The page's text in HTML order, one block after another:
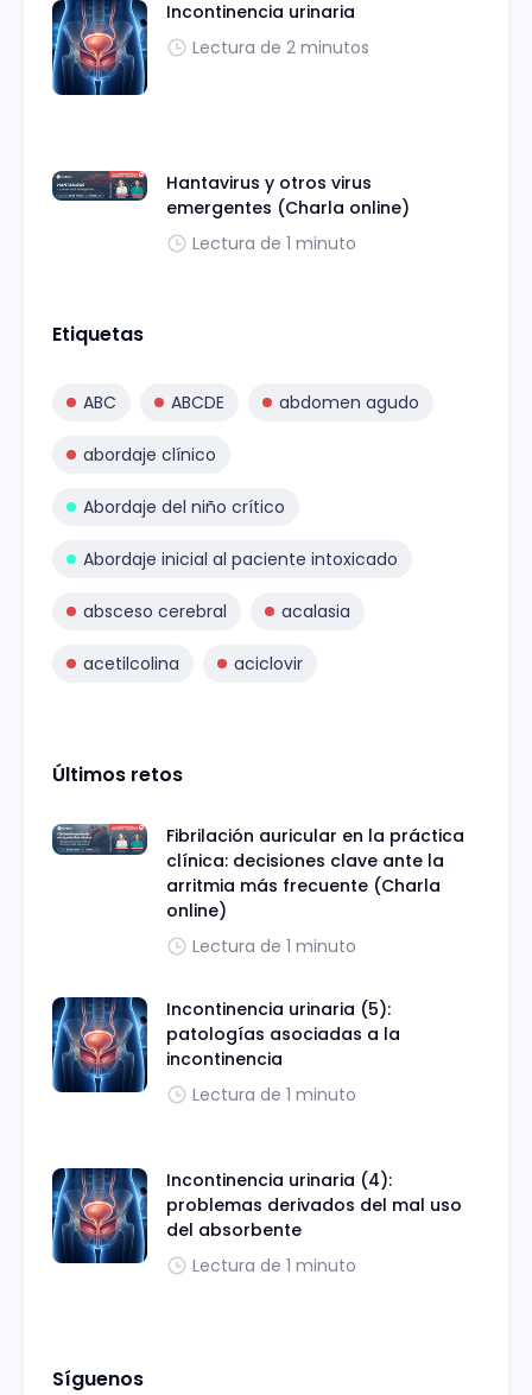
Incontinencia urinaria
Lectura de 2 minutos
Hantavirus y otros virus
emergentes (Charla online)
Lectura de 1 minuto
Etiquetas
ABC ABCDE abdomen agudo
abordaje clínico
Abordaje del niño crítico
Abordaje inicial al paciente intoxicado
absceso cerebral acalasia
acetilcolina aciclovir
Últimos retos
Fibrilación auricular en la práctica
clínica: decisiones clave ante la
arritmia más frecuente (Charla
online)
Lectura de 1 minuto
Incontinencia urinaria (5):
patologías asociadas a la
incontinencia
Lectura de 1 minuto
Incontinencia urinaria (4):
problemas derivados del mal uso
del absorbente
Lectura de 1 minuto
Síguenos